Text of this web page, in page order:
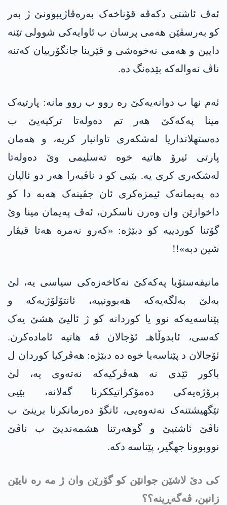
ئەڤ ئاشتی دکەڤە قۆناخەک بەرەڤاژیبوونێ ژ بەر
کو بەرسڤێن هەمی پرسان ب ئاوایه‌كی شوولی تێنە
دایین و هەمی نەخوەشی و قێرینا جانگۆرییان کەتنە
ناڤ نه‌واله‌كه‌ بێدەنگ ده‌.
ئەم نها ب دوانه‌یه‌كێ رە روو ب روو مانه‌: پارتیەک
مینا په‌كه‌كێ هەر تم دەولەتا ترکیەیێ ب
دەستهلاتداریا لەشکەری تاوانبار کریە، و هەمان
پارتی ئیرۆ هاتیه‌ خوه‌ تەسلیمی وێ دەولەتا
لەشکەری كری یه‌. بێیی کو د ناڤبەرا هەر دو ئالیان
ده‌ پەیمانەک ئیمزەکری ئان جڤینەک هەبە دا کو
داخوازێن وان وەرن ناسکرن، ئەڤ پەیمان مینا وێ
گۆتنا کوردییە کو دبێژە: «كه‌رو نه‌مره‌ هه‌تا قیڤار
شین دبه‌»!!
مانیفەستۆیا په‌كه‌كێ نه‌کاخەزەکی سیاسی یە، لێ
بەلێ بەلگەیەکە هەبوونییە، ئانتۆلۆژیەکە و
پێناسەیەکە نوو یا کوردانە کو ژ ئالیێ هشێ یەک
کەسی، ئابدوڵاهـ ئۆجالان ڤە هاتیە ئامادەکرن.
ئۆجالان د پێناسەیا خوە دە دبێژه‌: هه‌ڤركیا کوردان ل
باکور ئێدی نە هه‌ڤركیه‌كه‌ نەتەوی یه‌، لێ
پرۆژەیەکى دەمۆکراتیککرنا گەلانه‌، بێیی
تێگهیشتنەک نەتەوەیی، ئانگۆ دەرمانکرنا برینێ ب
ناڤێ ئاشتیێ و گوهەرتنا هشمەندیێ ب ناڤێ
نووبوونا جهگیر، پێناسە دکە.
کی دێ لاشێن جوانێن کو گۆرێن وان ژ مە رە نایێن
زانین، ڤەگەڕینه‌؟؟